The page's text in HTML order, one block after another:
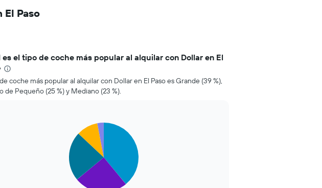
Paso
es el tipo de coche más popular al alquilar con Dollar en El
coche más popular al alquilar con Dollar en El Paso es Grande (39 %),
de Pequeño (25 %) y Mediano (23 %).